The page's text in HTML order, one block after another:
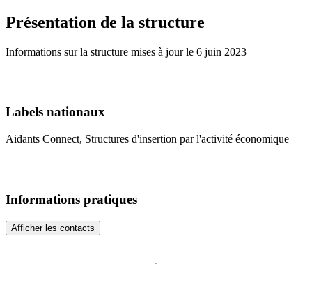
Présentation de la structure
Informations sur la structure mises à jour le 6 juin 2023
Labels nationaux
Aidants Connect, Structures d'insertion par l'activité économique
Informations pratiques
Afficher les contacts